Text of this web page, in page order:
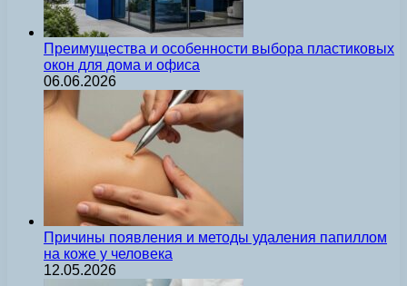
Преимущества и особенности выбора пластиковых
окон для дома и офиса
06.06.2026
Причины появления и методы удаления папиллом
на коже у человека
12.05.2026